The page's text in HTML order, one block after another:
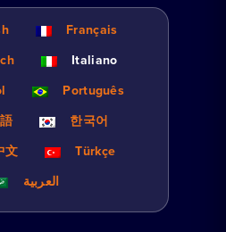
Français
Italiano
Português
한국어
文
Türkçe
العربية